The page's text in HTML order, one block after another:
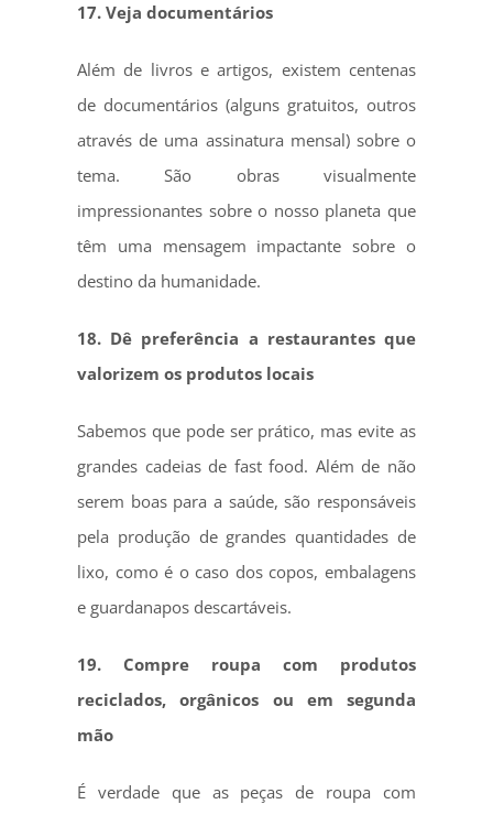
17. Veja documentários
Além de livros e artigos, existem centenas
de documentários (alguns gratuitos, outros
através de uma assinatura mensal) sobre o
tema. São obras visualmente
impressionantes sobre o nosso planeta que
têm uma mensagem impactante sobre o
destino da humanidade.
18. Dê preferência a restaurantes que
valorizem os produtos locais
Sabemos que pode ser prático, mas evite as
grandes cadeias de fast food. Além de não
serem boas para a saúde, são responsáveis
pela produção de grandes quantidades de
lixo, como é o caso dos copos, embalagens
e guardanapos descartáveis.
19. Compre roupa com produtos
reciclados, orgânicos ou em segunda
mão
É verdade que as peças de roupa com